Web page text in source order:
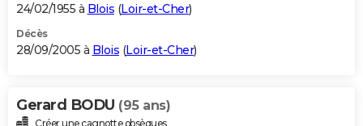
24/02/1955 à Blois (Loir-et-Cher)
Décès
28/09/2005 à Blois (Loir-et-Cher)
Gerard BODU (95 ans)
Créer une cagnotte obsèques